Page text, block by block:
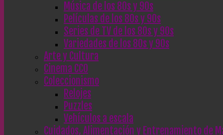
Música de los 80s y 90s
Películas de los 80s y 90s
Series de TV de los 80s y 90s
Variedades de los 80s y 90s
Arte y Cultura
Cinema CC0
Coleccionismo
Relojes
Puzzles
Vehículos a escala
Cuidados, Alimentación y Entrenamiento de